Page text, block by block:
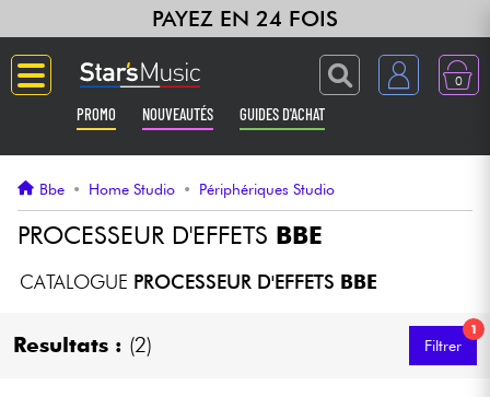
PAYEZ EN 24 FOIS
0
PROMO NOUVEAUTÉS GUIDES D'ACHAT
Guitares & Basses
Amplis & Effets
Claviers & Pianos
Bbe • Home Studio • Périphériques Studio
PROCESSEUR D'EFFETS BBE
CATALOGUE PROCESSEUR D'EFFETS BBE
Resultats : (2)
1
Filtrer